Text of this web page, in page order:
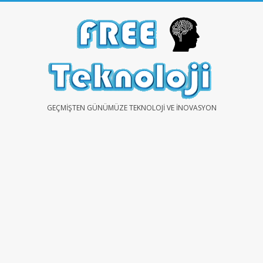
FREEGEÇMIŞTEN GÜNÜMÜZE TEKNOLOJI VE İNOVASYON